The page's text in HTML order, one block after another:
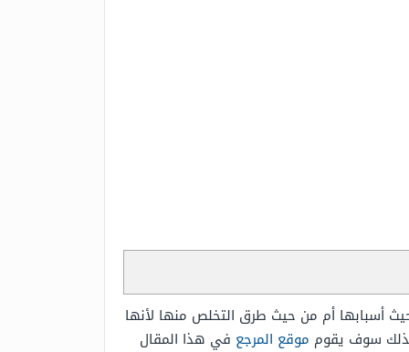
أسبابها أم من حيث طرق التخلص منها لأنها
لذلك سوف يقوم موقع المرجع في هذا المقال